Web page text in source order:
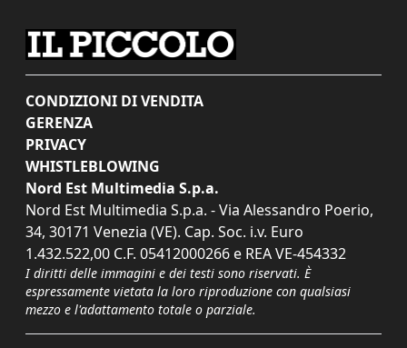
CONDIZIONI DI VENDITA
GERENZA
PRIVACY
WHISTLEBLOWING
Nord Est Multimedia S.p.a.
Nord Est Multimedia S.p.a. - Via Alessandro Poerio,
34, 30171 Venezia (VE). Cap. Soc. i.v. Euro
1.432.522,00 C.F. 05412000266 e REA VE-454332
I diritti delle immagini e dei testi sono riservati. È
espressamente vietata la loro riproduzione con qualsiasi
mezzo e l'adattamento totale o parziale.